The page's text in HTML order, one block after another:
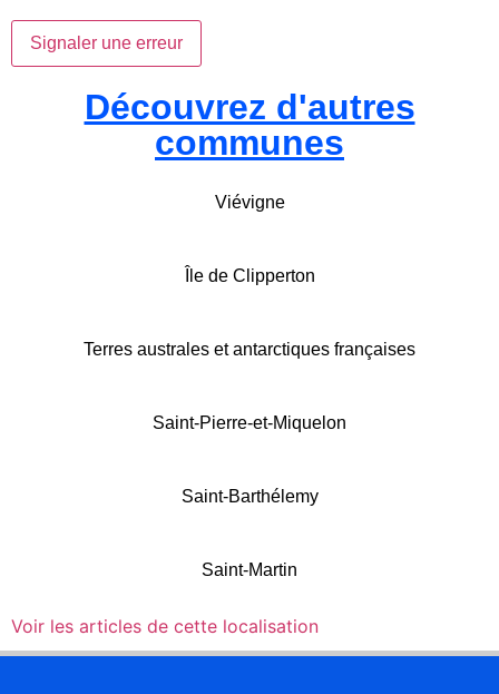
Signaler une erreur
Découvrez d'autres
communes
Viévigne
Île de Clipperton
Terres australes et antarctiques françaises
Saint-Pierre-et-Miquelon
Saint-Barthélemy
Saint-Martin
Voir les articles de cette localisation